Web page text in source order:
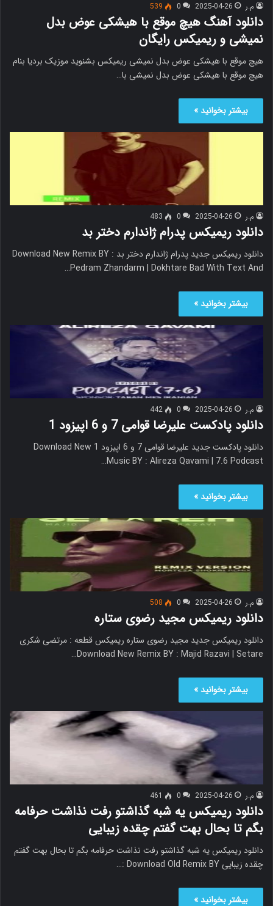
م.ر 2025-04-26
0
539
دانلود آهنگ هیچ موقع با هیشکی عوض بدل
نمیشی و ریمیکس رایگان
هیچ موقع با هیشکی عوض بدل نمیشی ریمیکس بشنوید موزیک بردیا بنام
هیچ موقع با هیشکی عوض بدل نمیشی با…
بیشتر بخوانید »
م.ر 2025-04-26
0
483
دانلود ریمیکس پدرام ژاندارم دختر بد
دانلود ریمیکس جدید پدرام ژاندارم دختر بد Download New Remix BY :
Pedram Zhandarm | Dokhtare Bad With Text And…
بیشتر بخوانید »
م.ر 2025-04-26
0
442
دانلود پادکست علیرضا قوامی 7 و 6 اپیزود 1
دانلود پادکست جدید علیرضا قوامی 7 و 6 اپیزود 1 Download New
Music BY : Alireza Qavami | 7.6 Podcast…
بیشتر بخوانید »
م.ر 2025-04-26
0
508
دانلود ریمیکس مجید رضوی ستاره
دانلود ریمیکس جدید مجید رضوی ستاره ریمیکس قطعه : مرتضی شکری
Download New Remix BY : Majid Razavi | Setare…
بیشتر بخوانید »
م.ر 2025-04-26
0
461
دانلود ریمیکس یه شبه گذاشتو رفت نذاشت حرفامه
بگم تا بحال بهت گفتم چقده زیبایی
دانلود ریمیکس یه شبه گذاشتو رفت نذاشت حرفامه بگم تا بحال بهت گفتم
چقده زیبایی Download Old Remix BY :…
بیشتر بخوانید »